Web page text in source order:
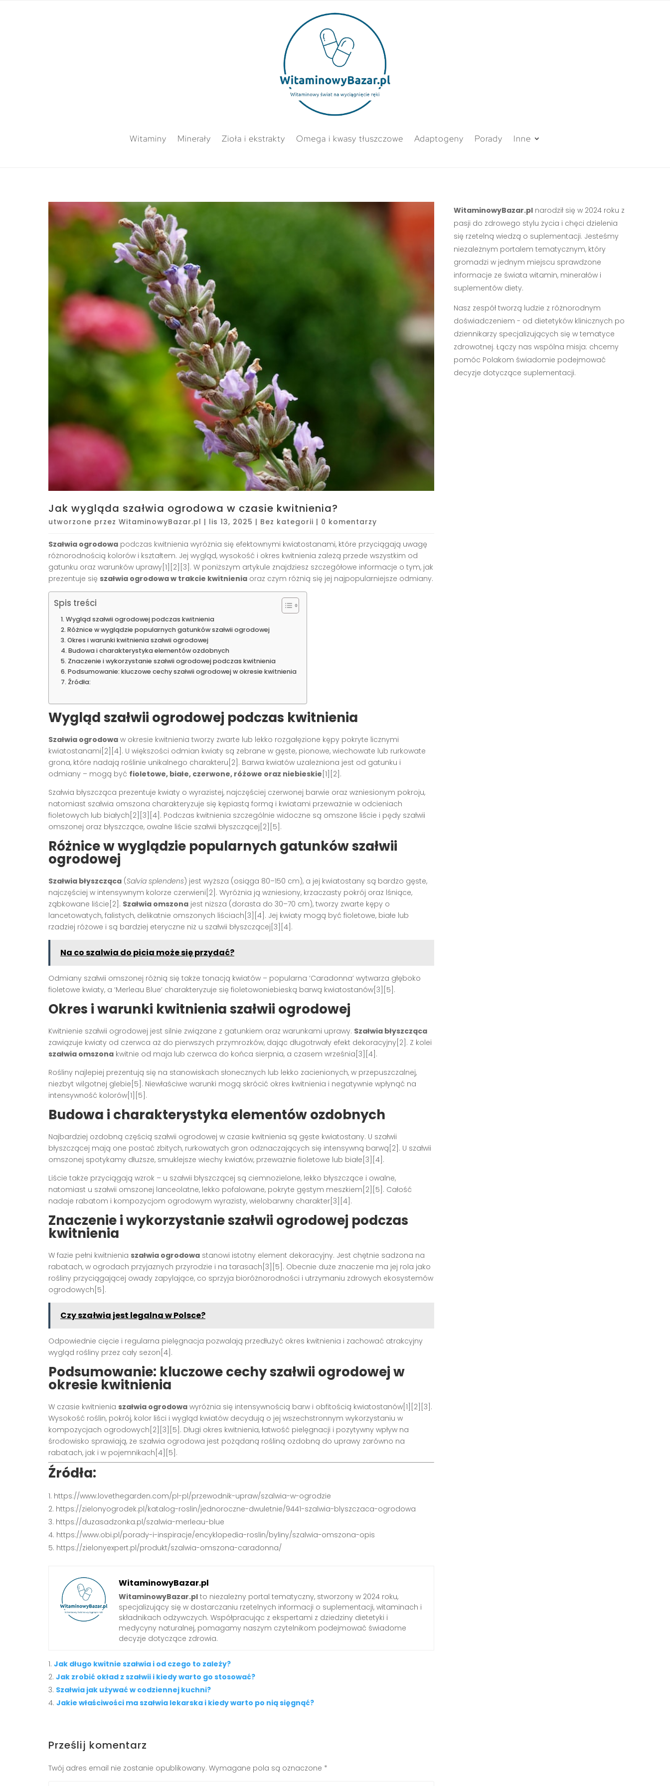
Witaminy Minerały Zioła i ekstrakty Omega i kwasy tłuszczowe Adaptogeny Porady Inne
Jak wygląda szałwia ogrodowa w czasie kwitnienia?
utworzone przez WitaminowyBazar.pl | lis 13, 2025 | Bez kategorii | 0 komentarzy
Szałwia ogrodowa podczas kwitnienia wyróżnia się efektownymi kwiatostanami, które przyciągają uwagę
różnorodnością kolorów i kształtem. Jej wygląd, wysokość i okres kwitnienia zależą przede wszystkim od
gatunku oraz warunków uprawy [1][2][3] . W poniższym artykule znajdziesz szczegółowe informacje o tym, jak
prezentuje się szałwia ogrodowa w trakcie kwitnienia oraz czym różnią się jej najpopularniejsze odmiany.
Spis treści
Wygląd szałwii ogrodowej podczas kwitnienia
Różnice w wyglądzie popularnych gatunków szałwii ogrodowej
Okres i warunki kwitnienia szałwii ogrodowej
Budowa i charakterystyka elementów ozdobnych
Znaczenie i wykorzystanie szałwii ogrodowej podczas kwitnienia
Podsumowanie: kluczowe cechy szałwii ogrodowej w okresie kwitnienia
Źródła:
Wygląd szałwii ogrodowej podczas kwitnienia
Szałwia ogrodowa w okresie kwitnienia tworzy zwarte lub lekko rozgałęzione kępy pokryte licznymi
kwiatostanami [2][4] . U większości odmian kwiaty są zebrane w gęste, pionowe, wiechowate lub rurkowate
grona, które nadają roślinie unikalnego charakteru [2] . Barwa kwiatów uzależniona jest od gatunku i
odmiany – mogą być fioletowe, białe, czerwone, różowe oraz niebieskie [1][2] .
Szałwia błyszcząca prezentuje kwiaty o wyrazistej, najczęściej czerwonej barwie oraz wzniesionym pokroju,
natomiast szałwia omszona charakteryzuje się kępiastą formą i kwiatami przeważnie w odcieniach
fioletowych lub białych [2][3][4] . Podczas kwitnienia szczególnie widoczne są omszone liście i pędy szałwii
omszonej oraz błyszczące, owalne liście szałwii błyszczącej [2][5] .
Różnice w wyglądzie popularnych gatunków szałwii
ogrodowej
Szałwia błyszcząca (Salvia splendens) jest wyższa (osiąga 80–150 cm), a jej kwiatostany są bardzo gęste,
najczęściej w intensywnym kolorze czerwieni [2] . Wyróżnia ją wzniesiony, krzaczasty pokrój oraz lśniące,
ząbkowane liście [2] . Szałwia omszona jest niższa (dorasta do 30–70 cm), tworzy zwarte kępy o
lancetowatych, falistych, delikatnie omszonych liściach [3][4] . Jej kwiaty mogą być fioletowe, białe lub
rzadziej różowe i są bardziej eteryczne niż u szałwii błyszczącej [3][4] .
Na co szalwia do picia może się przydać?
Odmiany szałwii omszonej różnią się także tonacją kwiatów – popularna ‘Caradonna’ wytwarza głęboko
fioletowe kwiaty, a ‘Merleau Blue’ charakteryzuje się fioletowoniebieską barwą kwiatostanów [3][5] .
Okres i warunki kwitnienia szałwii ogrodowej
Kwitnienie szałwii ogrodowej jest silnie związane z gatunkiem oraz warunkami uprawy. Szałwia błyszcząca
zawiązuje kwiaty od czerwca aż do pierwszych przymrozków, dając długotrwały efekt dekoracyjny [2] . Z kolei
szałwia omszona kwitnie od maja lub czerwca do końca sierpnia, a czasem września [3][4] .
Rośliny najlepiej prezentują się na stanowiskach słonecznych lub lekko zacienionych, w przepuszczalnej,
niezbyt wilgotnej glebie [5] . Niewłaściwe warunki mogą skrócić okres kwitnienia i negatywnie wpłynąć na
intensywność kolorów [1][5] .
Budowa i charakterystyka elementów ozdobnych
Najbardziej ozdobną częścią szałwii ogrodowej w czasie kwitnienia są gęste kwiatostany. U szałwii
błyszczącej mają one postać zbitych, rurkowatych gron odznaczających się intensywną barwą [2] . U szałwii
omszonej spotykamy dłuższe, smuklejsze wiechy kwiatów, przeważnie fioletowe lub białe [3][4] .
Liście także przyciągają wzrok – u szałwii błyszczącej są ciemnozielone, lekko błyszczące i owalne,
natomiast u szałwii omszonej lanceolatne, lekko pofalowane, pokryte gęstym meszkiem [2][5] . Całość
nadaje rabatom i kompozycjom ogrodowym wyrazisty, wielobarwny charakter [3][4] .
Znaczenie i wykorzystanie szałwii ogrodowej podczas
kwitnienia
W fazie pełni kwitnienia szałwia ogrodowa stanowi istotny element dekoracyjny. Jest chętnie sadzona na
rabatach, w ogrodach przyjaznych przyrodzie i na tarasach [3][5] . Obecnie duże znaczenie ma jej rola jako
rośliny przyciągającej owady zapylające, co sprzyja bioróżnorodności i utrzymaniu zdrowych ekosystemów
ogrodowych [5] .
Czy szałwia jest legalna w Polsce?
Odpowiednie cięcie i regularna pielęgnacja pozwalają przedłużyć okres kwitnienia i zachować atrakcyjny
wygląd rośliny przez cały sezon [4] .
Podsumowanie: kluczowe cechy szałwii ogrodowej w
okresie kwitnienia
W czasie kwitnienia szałwia ogrodowa wyróżnia się intensywnością barw i obfitością kwiatostanów [1][2][3] .
Wysokość roślin, pokrój, kolor liści i wygląd kwiatów decydują o jej wszechstronnym wykorzystaniu w
kompozycjach ogrodowych [2][3][5] . Długi okres kwitnienia, łatwość pielęgnacji i pozytywny wpływ na
środowisko sprawiają, że szałwia ogrodowa jest pożądaną rośliną ozdobną do uprawy zarówno na
rabatach, jak i w pojemnikach [4][5] .
Źródła:
https://www.lovethegarden.com/pl-pl/przewodnik-upraw/szalwia-w-ogrodzie
https://zielonyogrodek.pl/katalog-roslin/jednoroczne-dwuletnie/9441-szalwia-blyszczaca-ogrodowa
https://duzasadzonka.pl/szalwia-merleau-blue
https://www.obi.pl/porady-i-inspiracje/encyklopedia-roslin/byliny/szalwia-omszona-opis
https://zielonyexpert.pl/produkt/szalwia-omszona-caradonna/
WitaminowyBazar.pl
WitaminowyBazar.pl to niezależny portal tematyczny, stworzony w 2024 roku,
specjalizujący się w dostarczaniu rzetelnych informacji o suplementacji, witaminach i
składnikach odżywczych. Współpracując z ekspertami z dziedziny dietetyki i
medycyny naturalnej, pomagamy naszym czytelnikom podejmować świadome
decyzje dotyczące zdrowia.
Jak długo kwitnie szałwia i od czego to zależy?
Jak zrobić okład z szałwii i kiedy warto go stosować?
Szałwia jak używać w codziennej kuchni?
Jakie właściwości ma szałwia lekarska i kiedy warto po nią sięgnąć?
Prześlij komentarz
Twój adres email nie zostanie opublikowany. Wymagane pola są oznaczone *
WitaminowyBazar.plnarodził się w 2024 roku z
pasji do zdrowego stylu życia i chęci dzielenia
się rzetelną wiedzą o suplementacji. Jesteśmy
niezależnym portalem tematycznym, który
gromadzi w jednym miejscu sprawdzone
informacje ze świata witamin, minerałów i
suplementów diety.
Nasz zespół tworzą ludzie z różnorodnym
doświadczeniem - od dietetyków klinicznych po
dziennikarzy specjalizujących się w tematyce
zdrowotnej. Łączy nas wspólna misja: chcemy
pomóc Polakom świadomie podejmować
decyzje dotyczące suplementacji.